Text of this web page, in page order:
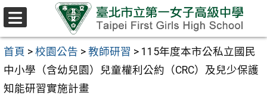
跳至主要內容區
首頁 > 校園公告 > 教師研習 > 115年度本市公私立國民
中小學（含幼兒園）兒童權利公約（CRC）及兒少保護
知能研習實施計畫
選
單